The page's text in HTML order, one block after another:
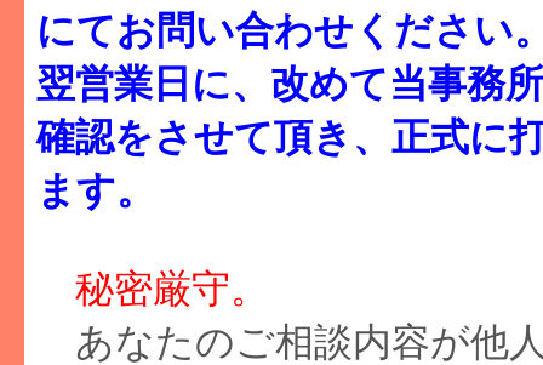
にてお問い合わせください
翌営業日に、改めて当事務
確認をさせて頂き、正式に
ます。
秘密厳守。
あなたのご相談内容が他